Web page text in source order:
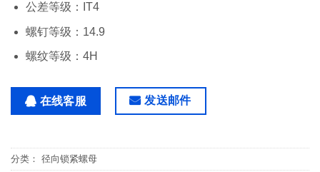
公差等级：IT4
螺钉等级：14.9
螺纹等级：4H
在线客服 发送邮件
分类： 径向锁紧螺母